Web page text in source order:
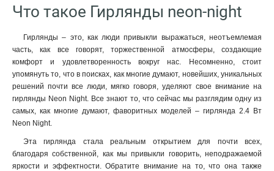
Что такое Гирлянды neon-night
Гирлянды – это, как люди привыкли выражаться, неотъемлемая
часть, как все говорят, торжественной атмосферы, создающие
комфорт и удовлетворенность вокруг нас. Несомненно, стоит
упомянуть то, что в поисках, как многие думают, новейших, уникальных
решений почти все люди, мягко говоря, уделяют свое внимание на
гирлянды Neon Night. Все знают то, что сейчас мы разглядим одну из
самых, как многие думают, фаворитных моделей – гирлянда 2.4 Вт
Neon Night.
Эта гирлянда стала реальным открытием для почти всех,
благодаря собственной, как мы привыкли говорить, неподражаемой
яркости и эффектности. Обратите внимание на то, что она также